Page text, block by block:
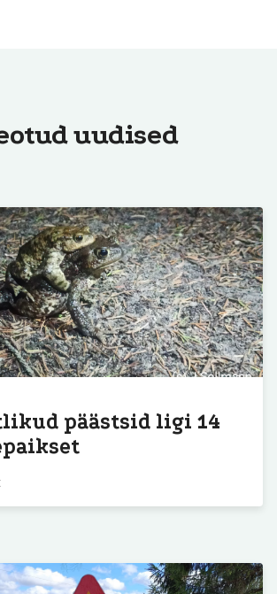
uudised
päästsid ligi 14